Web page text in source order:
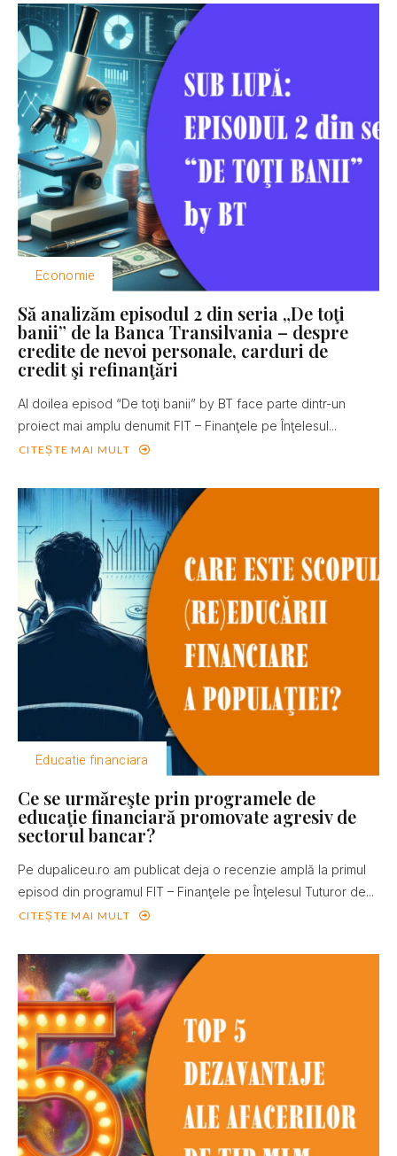
Economie
Să analizăm episodul 2 din seria „De toţi
banii” de la Banca Transilvania – despre
credite de nevoi personale, carduri de
credit şi refinanţări
Al doilea episod “De toţi banii” by BT face parte dintr-un
proiect mai amplu denumit FIT – Finanţele pe Înţelesul...
CITEȘTE MAI MULT
Educatie financiara
Ce se urmăreşte prin programele de
educaţie financiară promovate agresiv de
sectorul bancar?
Pe dupaliceu.ro am publicat deja o recenzie amplă la primul
episod din programul FIT – Finanţele pe Înţelesul Tuturor de...
CITEȘTE MAI MULT